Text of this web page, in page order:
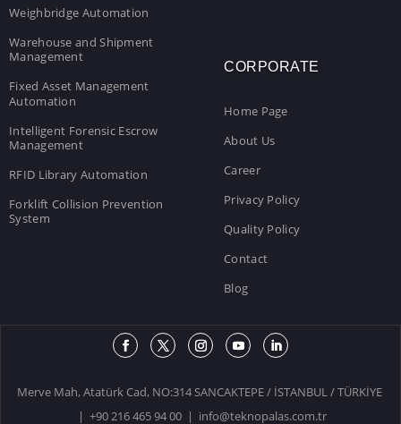
Weighbridge Automation
Warehouse and Shipment
Management
Fixed Asset Management
Automation
Intelligent Forensic Escrow
Management
RFID Library Automation
Forklift Collision Prevention
System
CORPORATE
Home Page
About Us
Career
Privacy Policy
Quality Policy
Contact
Blog
Merve Mah, Atatürk Cad, NO:314 SANCAKTEPE / İSTANBUL / TÜRKİYE
| +90 216 465 94 00 | info@teknopalas.com.tr